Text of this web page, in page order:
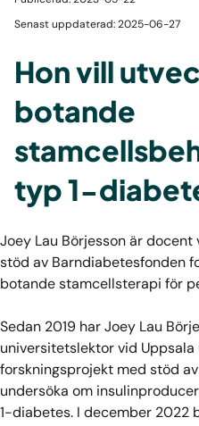
Senast uppdaterad: 2025-06-27
Hon vill
botande
typ 1-
Joey Lau Börjesson är
stöd av Barndiabetesfonden
botande stamcellsterapi för
Sedan 2019 har Joey Lau
universitetslektor vid
forskningsprojekt med stöd
undersöka om
1-diabetes. I december 2022